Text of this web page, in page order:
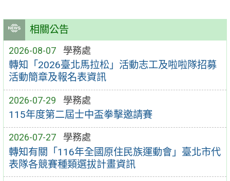
相關公告
2026-08-07 學務處
轉知「2026臺北馬拉松」活動志工及啦啦隊招募
活動簡章及報名表資訊
2026-07-29 學務處
115年度第二屆士中盃拳擊邀請賽
2026-07-27 學務處
轉知有關「116年全國原住民族運動會」臺北市代
表隊各競賽種類選拔計畫資訊